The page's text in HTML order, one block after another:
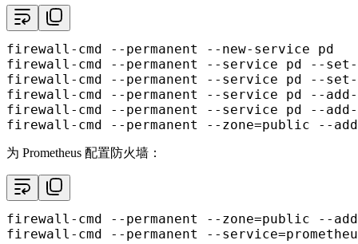
firewall-cmd --permanent --new-service pd
firewall-cmd --permanent --service pd --
firewall-cmd --permanent --service pd --
firewall-cmd --permanent --service pd --add-
firewall-cmd --permanent --service pd --add-
firewall-cmd --permanent --zone=public --
为 Prometheus 配置防火墙：
firewall-cmd --permanent --zone=public --
firewall-cmd --permanent --